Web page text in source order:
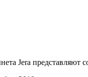
Jera представляют